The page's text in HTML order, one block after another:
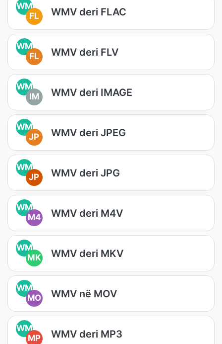
WM
FL
WMV deri FLAC
WM
FL
WMV deri FLV
WM
IM
WMV deri IMAGE
WM
JP
WMV deri JPEG
WM
JP
WMV deri JPG
WM
M4
WMV deri M4V
WM
MK
WMV deri MKV
WM
MO
WMV në MOV
WM
MP
WMV deri MP3